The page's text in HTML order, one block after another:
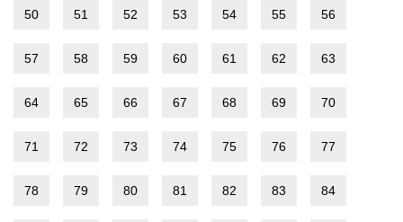
50 51 52 53 54 55 56
57 58 59 60 61 62 63
64 65 66 67 68 69 70
71 72 73 74 75 76 77
78 79 80 81 82 83 84